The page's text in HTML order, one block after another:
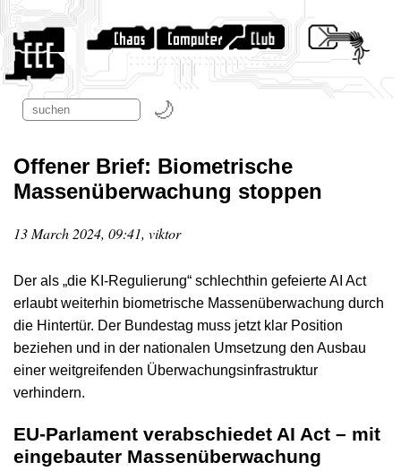
Offener Brief: Biometrische
Massenüberwachung stoppen
13 March 2024, 09:41, viktor
Der als „die KI-Regulierung“ schlechthin gefeierte AI Act
erlaubt weiterhin biometrische Massenüberwachung durch
die Hintertür. Der Bundestag muss jetzt klar Position
beziehen und in der nationalen Umsetzung den Ausbau
einer weitgreifenden Überwachungsinfrastruktur
verhindern.
EU-Parlament verabschiedet AI Act – mit
eingebauter Massenüberwachung